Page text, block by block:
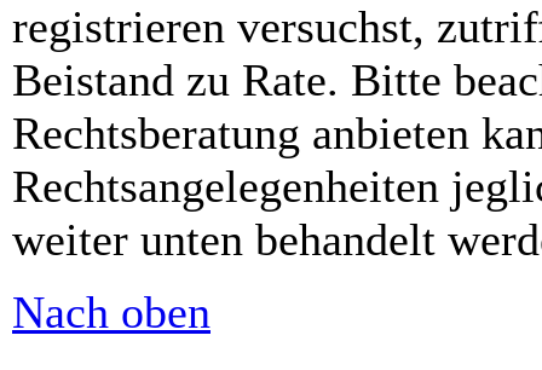
registrieren versuchst,
Beistand zu Rate. Bitte
Rechtsberatung anbieten
Rechtsangelegenheiten
weiter unten behandelt
Nach oben